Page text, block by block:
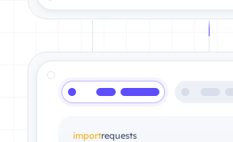
importrequests